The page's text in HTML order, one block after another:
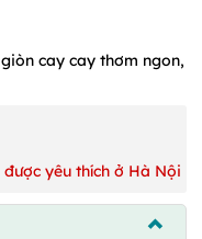
cay cay thơm ngon,
yêu thích ở Hà Nội